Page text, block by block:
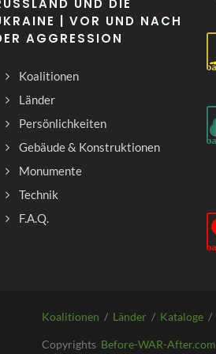
UND DIE
| VOR UND NACH
AGGRESSION
Koalitionen
Länder
Persönlichkeiten
Gebäude & Konstruktionen
Monumente
Technik
F.A.Q.
Koalitionen / Länder / Kataloge /
Copyrights Before-WAR-After.com